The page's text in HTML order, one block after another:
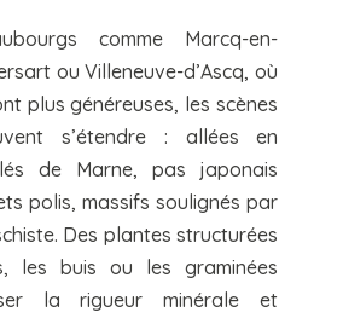
comme Marcq-en-
ou Villeneuve-d’Ascq, où
plus généreuses, les scènes
s’étendre : allées en
de Marne, pas japonais
polis, massifs soulignés par
Des plantes structurées
les buis ou les graminées
la rigueur minérale et